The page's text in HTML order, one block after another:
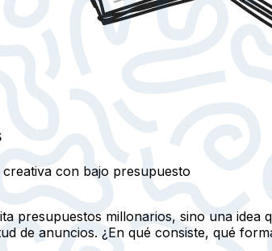
con bajo presupuesto
presupuestos millonarios, sino una
de anuncios. ¿En qué consiste, qué